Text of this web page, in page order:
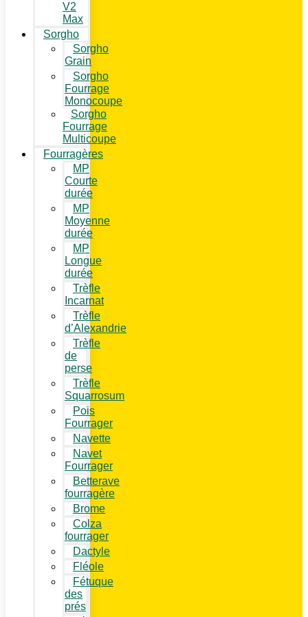
V2
Max
Sorgho
Sorgho
Grain
Sorgho
Fourrage
Monocoupe
Sorgho
Fourrage
Multicoupe
Fourragères
MP
Courte
durée
MP
Moyenne
durée
MP
Longue
durée
Trèfle
Incarnat
Trèfle
d’Alexandrie
Trèfle
de
perse
Trèfle
Squarrosum
Pois
Fourrager
Navette
Navet
Fourrager
Betterave
fourragère
Brome
Colza
fourrager
Dactyle
Fléole
Fétuque
des
prés